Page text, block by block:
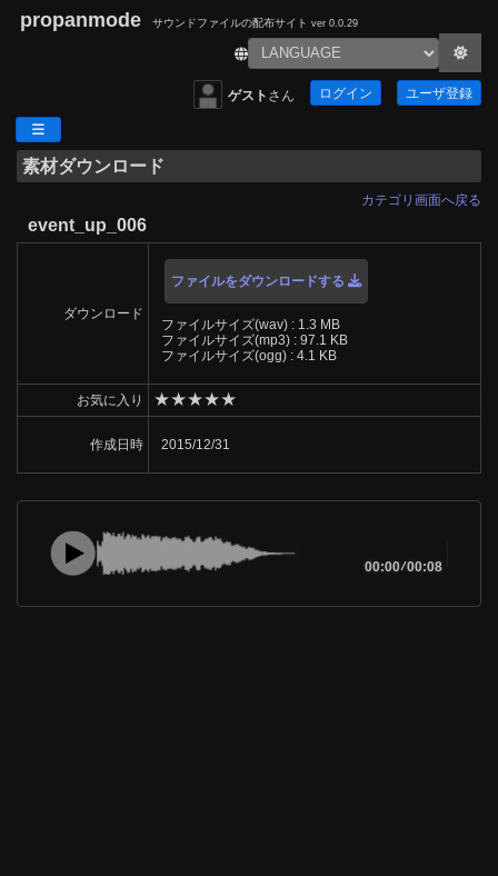
propanmode サウンドファイルの配布サイト ver 0.0.29
ゲスト さん ログイン ユーザ登録
素材ダウンロード
カテゴリ画面へ戻る
event_up_006
ダウンロード
ファイルをダウンロードする
ファイルサイズ(wav) : 1.3 MB
ファイルサイズ(mp3) : 97.1 KB
ファイルサイズ(ogg) : 4.1 KB
お気に入り ★★★★★
作成日時 2015/12/31
00:00/00:08